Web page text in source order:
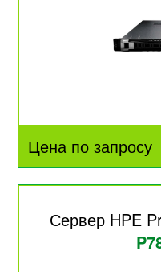
Цена по запросу
Сервер HPE